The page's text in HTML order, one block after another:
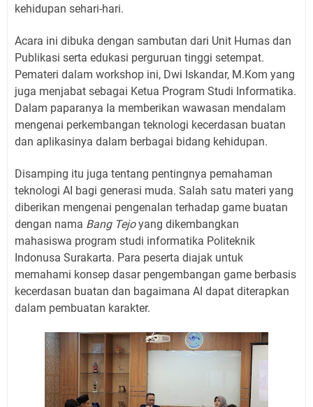
kehidupan sehari-hari.
Acara ini dibuka dengan sambutan dari Unit Humas dan
Publikasi serta edukasi perguruan tinggi setempat.
Pemateri dalam workshop ini, Dwi Iskandar, M.Kom yang
juga menjabat sebagai Ketua Program Studi Informatika.
Dalam paparanya Ia memberikan wawasan mendalam
mengenai perkembangan teknologi kecerdasan buatan
dan aplikasinya dalam berbagai bidang kehidupan.
Disamping itu juga tentang pentingnya pemahaman
teknologi AI bagi generasi muda. Salah satu materi yang
diberikan mengenai pengenalan terhadap game buatan
dengan nama Bang Tejoyang dikembangkan
mahasiswa program studi informatika Politeknik
Indonusa Surakarta. Para peserta diajak untuk
memahami konsep dasar pengembangan game berbasis
kecerdasan buatan dan bagaimana AI dapat diterapkan
dalam pembuatan karakter.